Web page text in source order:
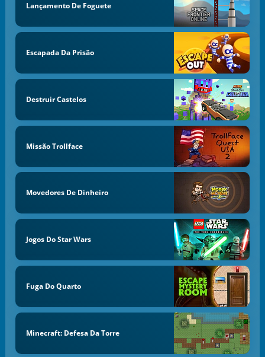
Lançamento De Foguete
Escapada Da Prisão
Destruir Castelos
Missão Trollface
Movedores De Dinheiro
Jogos Do Star Wars
Fuga Do Quarto
Minecraft: Defesa Da Torre